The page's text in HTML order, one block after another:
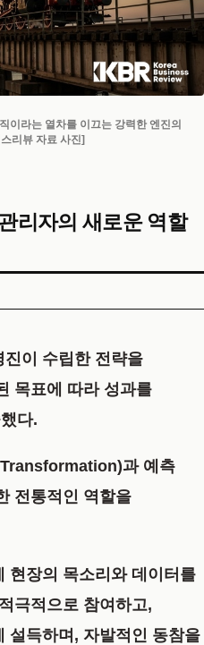
이라는 열차를 이끄는 강력한 엔진의
리뷰 자료 사진]
리자의 새로운 역할
이 수립한 전략을
목표에 따라 성과를
다.
과 예측
전통적인 역할을
현장의 목소리와 데이터를
극적으로 참여하고,
설득하며, 자발적인 동참을